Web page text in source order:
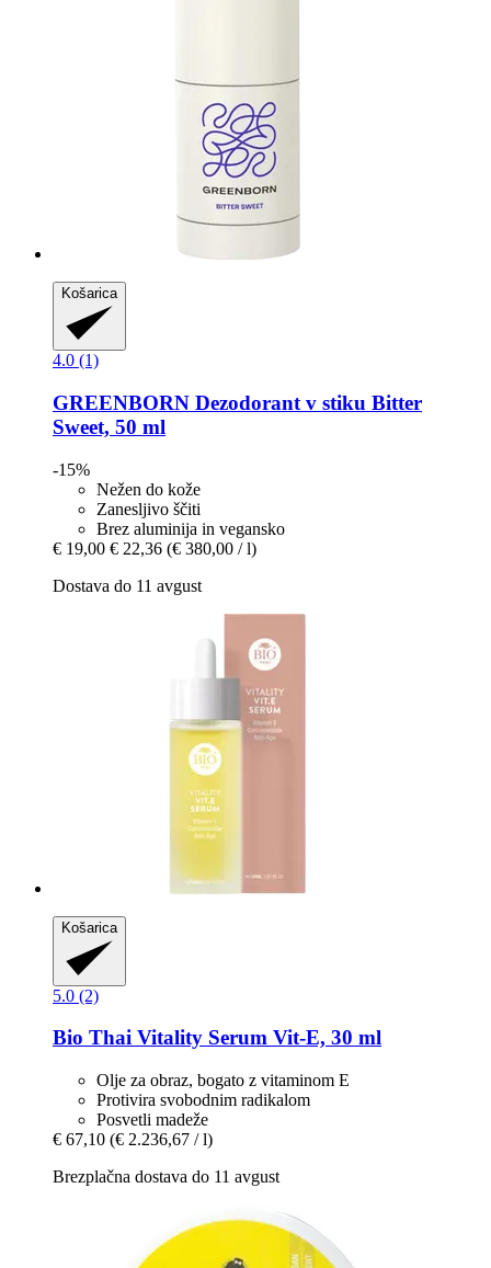
Košarica
4.0 (1)
GREENBORN Dezodorant v stiku Bitter
Sweet, 50 ml
-15%
Nežen do kože
Zanesljivo ščiti
Brez aluminija in vegansko
€ 19,00 € 22,36 (€ 380,00 / l)
Dostava do 11 avgust
Košarica
5.0 (2)
Bio Thai Vitality Serum Vit-​E, 30 ml
Olje za obraz, bogato z vitaminom E
Protivira svobodnim radikalom
Posvetli madeže
€ 67,10 (€ 2.236,67 / l)
Brezplačna dostava do 11 avgust